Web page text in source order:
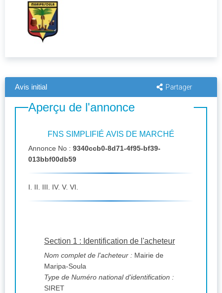
Avis initial Partager
Aperçu de l'annonce
FNS SIMPLIFIÉ AVIS DE MARCHÉ
Annonce No : 9340ccb0-8d71-4f95-bf39-
013bbf00db59
I. II. III. IV. V. VI.
Section 1 : Identification de l'acheteur
Nom complet de l'acheteur : Mairie de
Maripa-Soula
Type de Numéro national d'identification :
SIRET